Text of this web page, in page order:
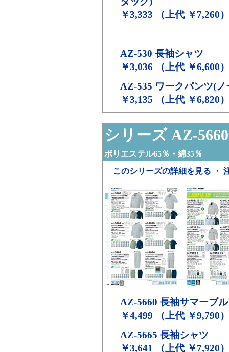
￥3,333 （上代 ￥7,260）
AZ-530 長袖シャツ
￥3,036 （上代 ￥6,600）
AZ-535 ワークパンツ(ノ
￥3,135 （上代 ￥6,820）
シリーズ AZ-5660
ポリエステル65％・綿35％
このシリーズの詳細を見る ・
AZ-5660 長袖サマーブ
￥4,499 （上代 ￥9,790）
AZ-5665 長袖シャツ
￥3,641 （上代 ￥7,920）